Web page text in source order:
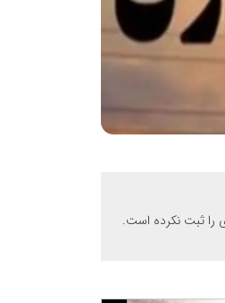
را ثبت نکرده است.